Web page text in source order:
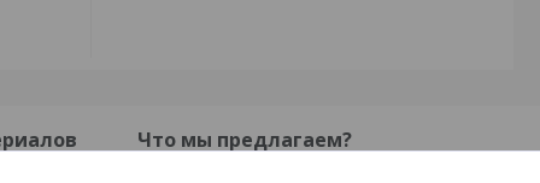
Что мы предлагаем?